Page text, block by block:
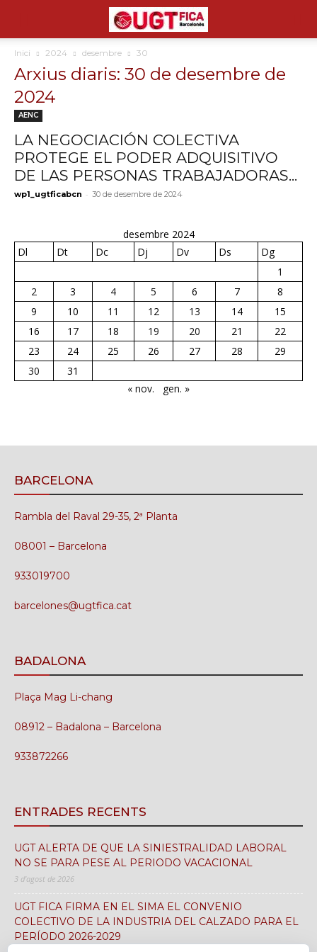
Inici 2024 desembre 30
Arxius diaris: 30 de desembre de
2024
AENC
LA NEGOCIACIÓN COLECTIVA
PROTEGE EL PODER ADQUISITIVO
DE LAS PERSONAS TRABAJADORAS...
wp1_ugtficabcn - 30 de desembre de 2024
desembre 2024
Dl
Dt Dc Dj Dv Ds
Dg
1
2
3 4 5 6 7
8
9
10 11 12 13 14
15
16
17 18 19 20 21
22
23
24 25 26 27 28
29
30
31
« nov.
gen. »
BARCELONA
Rambla del Raval 29-35, 2ª Planta
08001 – Barcelona
933019700
barcelones@ugtfica.cat
BADALONA
Plaça Mag Li-chang
08912 – Badalona – Barcelona
933872266
ENTRADES RECENTS
UGT ALERTA DE QUE LA SINIESTRALIDAD LABORAL
NO SE PARA PESE AL PERIODO VACACIONAL
3 d'agost de 2026
UGT FICA FIRMA EN EL SIMA EL CONVENIO
COLECTIVO DE LA INDUSTRIA DEL CALZADO PARA EL
PERÍODO 2026-2029